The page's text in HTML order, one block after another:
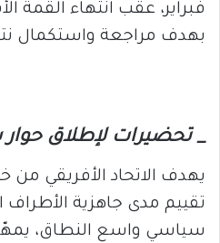
فبراير، عقب انتهاء القمة
بهدف مراجعة واستكمال
_ تحضيرات لإطلاق
يهدف الاتحاد الأفريقي من
تقييم مدى جاهزية الأطراف
سياسي واسع النطاق،